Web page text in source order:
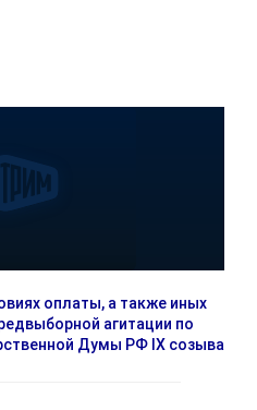
оплаты, а также иных
агитации по
Думы РФ IX созыва